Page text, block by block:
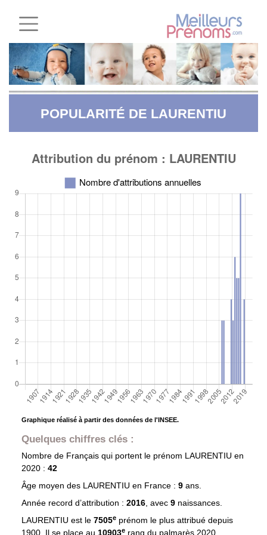
POPULARITÉ DE LAURENTIU
Graphique réalisé à partir des données de l'INSEE.
Quelques chiffres clés :
Nombre de Français qui portent le prénom LAURENTIU en
2020 : 42
Âge moyen des LAURENTIU en France : 9 ans.
Année record d’attribution : 2016, avec 9 naissances.
LAURENTIU est le 7505eprénom le plus attribué depuis
1900. Il se place au 10903e rang du palmarès 2020.